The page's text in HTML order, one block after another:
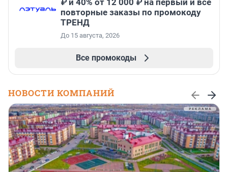
повторные заказы по промокоду
ТРЕНД
До 15 августа, 2026
Все промокоды
НОВОСТИ КОМПАНИЙ